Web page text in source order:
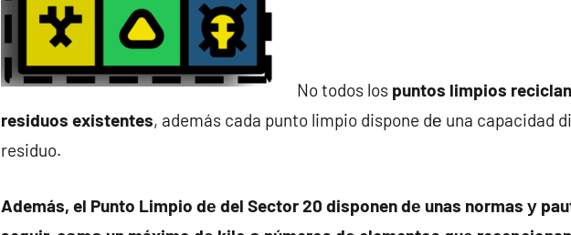
No todos los puntos limpios
residuos existentes, además cada punto limpio dispone dе una capacidad
residuo.
Además, el Punto Limpio dе del Sector 20 disponen dе unas normas у